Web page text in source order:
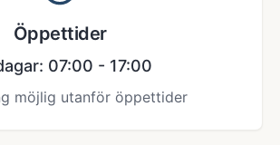
Öppettider
07:00 - 17:00
möjlig utanför öppettider